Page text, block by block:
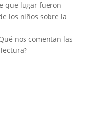
que lugar fueron
los niños sobre la
nos comentan las